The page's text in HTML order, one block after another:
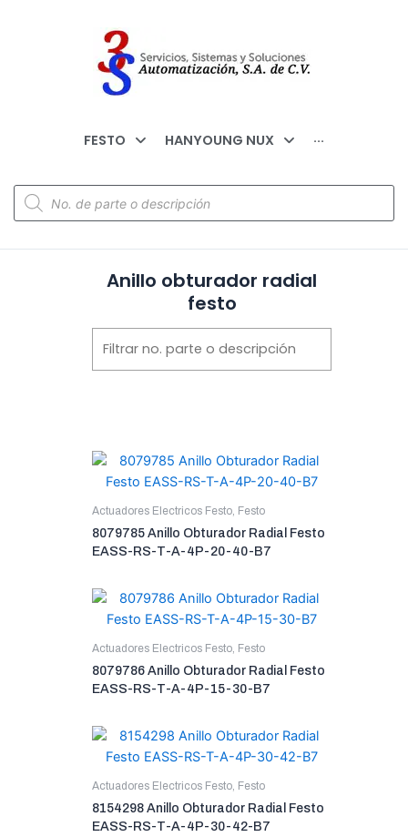
FESTO HANYOUNG NUX ···
Anillo obturador radial
festo
Actuadores Electricos Festo, Festo
8079785 Anillo Obturador Radial Festo
EASS-RS-T-A-4P-20-40-B7
Actuadores Electricos Festo, Festo
8079786 Anillo Obturador Radial Festo
EASS-RS-T-A-4P-15-30-B7
Actuadores Electricos Festo, Festo
8154298 Anillo Obturador Radial Festo
EASS-RS-T-A-4P-30-42-B7